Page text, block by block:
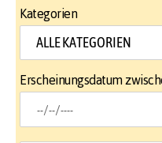
Kategorien
Erscheinungsdatum